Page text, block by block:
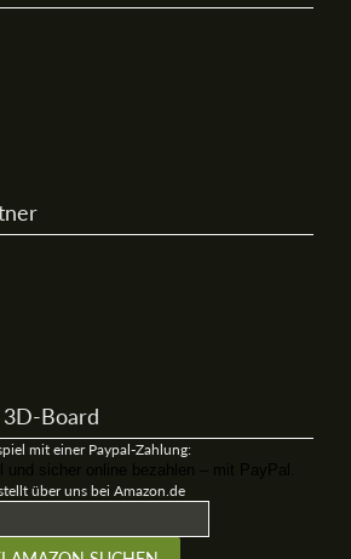
Board
mit einer Paypal-Zahlung:
über uns bei Amazon.de